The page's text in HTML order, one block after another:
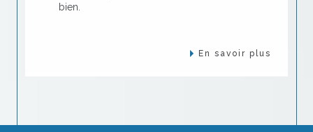
bien.
En savoir plus